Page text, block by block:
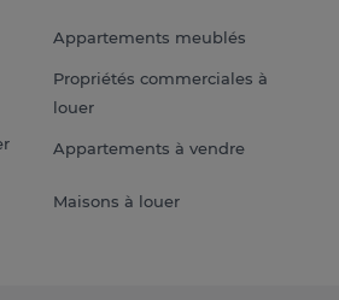
Appartements meublés
Propriétés commerciales à
louer
Appartements à vendre
Maisons à louer